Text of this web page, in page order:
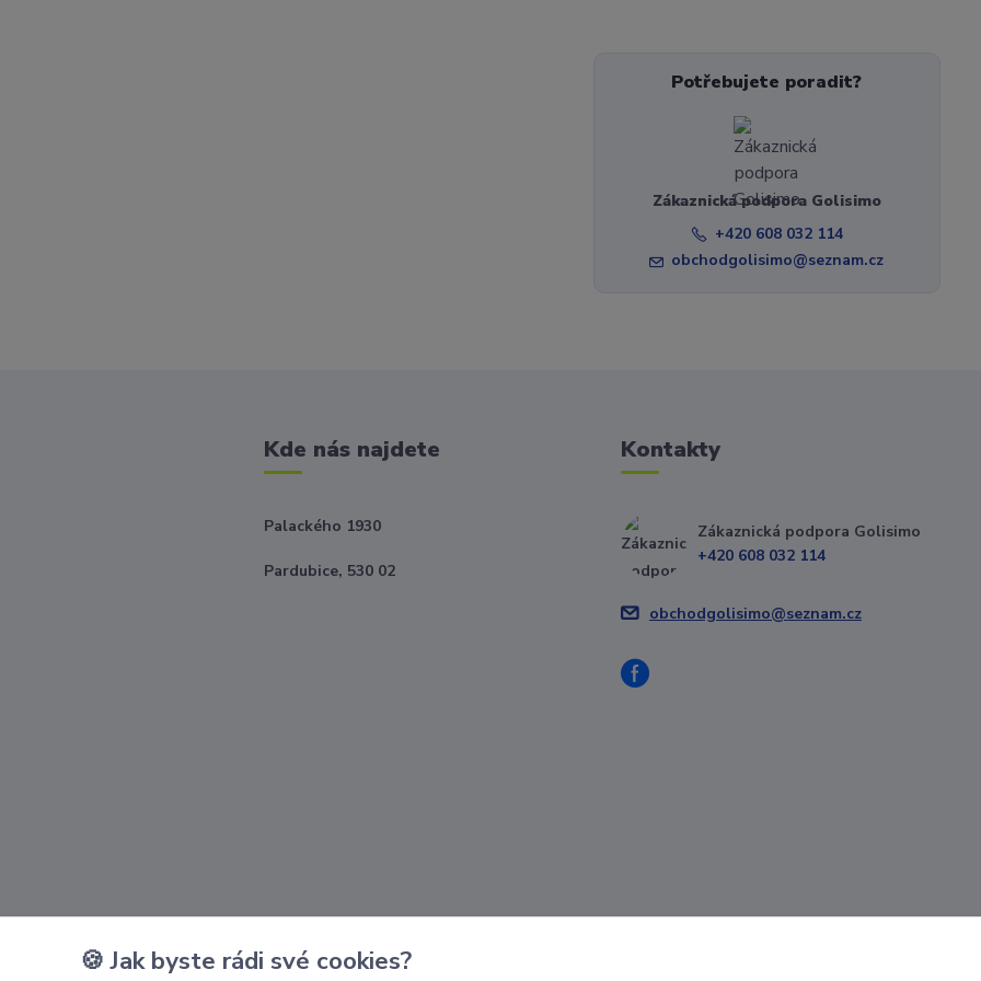
Potřebujete poradit?
Zákaznická podpora Golisimo
+420 608 032 114
obchodgolisimo@seznam.cz
Kde nás najdete
Palackého 1930
Pardubice, 530 02
Kontakty
Zákaznická podpora Golisimo
+420 608 032 114
obchodgolisimo@seznam.cz
🍪 Jak byste rádi své cookies?